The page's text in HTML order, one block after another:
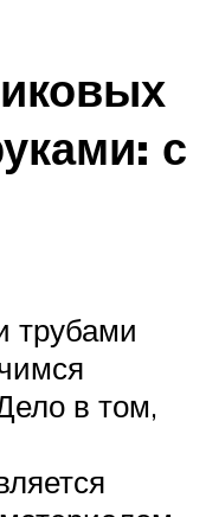
с
трубами
в том,